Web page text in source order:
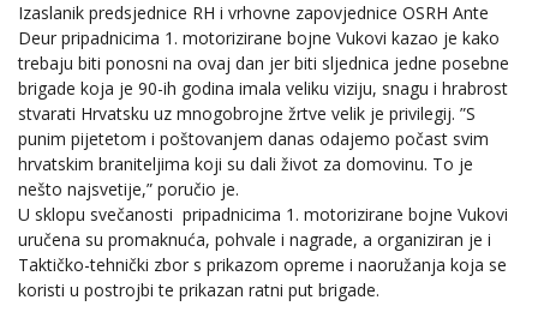
Izaslanik predsjednice RH i vrhovne zapovjednice OSRH Ante
Deur pripadnicima 1. motorizirane bojne Vukovi kazao je kako
trebaju biti ponosni na ovaj dan jer biti sljednica jedne posebne
brigade koja je 90-ih godina imala veliku viziju, snagu i hrabrost
stvarati Hrvatsku uz mnogobrojne žrtve velik je privilegij. ”S
punim pijetetom i poštovanjem danas odajemo počast svim
hrvatskim braniteljima koji su dali život za domovinu. To je
nešto najsvetije,” poručio je.
U sklopu svečanosti pripadnicima 1. motorizirane bojne Vukovi
uručena su promaknuća, pohvale i nagrade, a organiziran je i
Taktičko-tehnički zbor s prikazom opreme i naoružanja koja se
koristi u postrojbi te prikazan ratni put brigade.